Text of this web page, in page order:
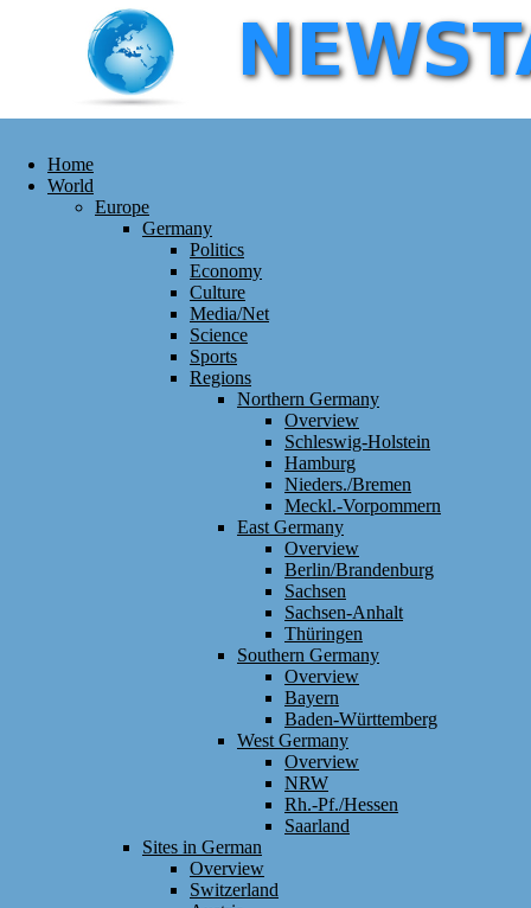
Home
World
Europe
Germany
Politics
Economy
Culture
Media/Net
Science
Sports
Regions
Northern Germany
Overview
Schleswig-Holstein
Hamburg
Nieders./Bremen
Meckl.-Vorpommern
East Germany
Overview
Berlin/Brandenburg
Sachsen
Sachsen-Anhalt
Thüringen
Southern Germany
Overview
Bayern
Baden-Württemberg
West Germany
Overview
NRW
Rh.-Pf./Hessen
Saarland
Sites in German
Overview
Switzerland